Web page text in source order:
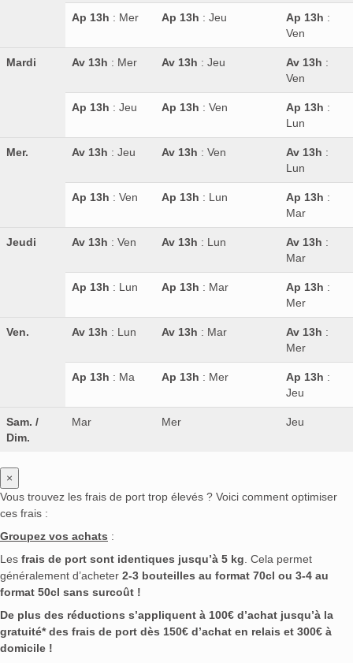
Ap 13h : Mer Ap 13h : Jeu Ap 13h :
Ven
Mardi Av 13h : Mer Av 13h : Jeu Av 13h :
Ven
Ap 13h : Jeu Ap 13h : Ven Ap 13h :
Lun
Mer. Av 13h : Jeu Av 13h : Ven Av 13h :
Lun
Ap 13h : Ven Ap 13h : Lun Ap 13h :
Mar
Jeudi Av 13h : Ven Av 13h : Lun Av 13h :
Mar
Ap 13h : Lun Ap 13h : Mar Ap 13h :
Mer
Ven. Av 13h : Lun Av 13h : Mar Av 13h :
Mer
Ap 13h : Ma Ap 13h : Mer Ap 13h :
Jeu
Sam. /
Dim.
Mar Mer Jeu
×
Vous trouvez les frais de port trop élevés ? Voici comment optimiser
ces frais :
Groupez vos achats :
Les frais de port sont identiques jusqu’à 5 kg . Cela permet
généralement d’acheter 2-3 bouteilles au format 70cl ou 3-4 au
format 50cl sans surcoût !
De plus des réductions s’appliquent à 100€ d’achat jusqu’à la
gratuité* des frais de port dès 150€ d’achat en relais et 300€ à
domicile !